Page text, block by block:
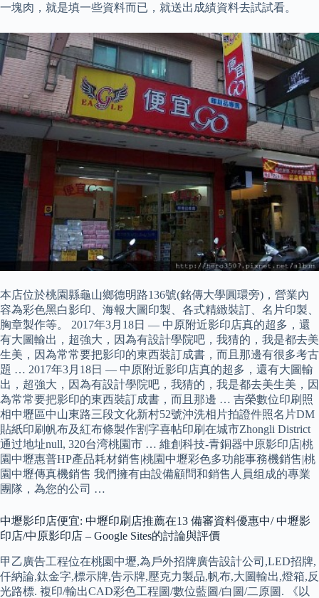
一塊肉，就是填一些資料而已，就送出成績資料去試試看。
本店位於桃園縣龜山鄉德明路136號(銘傳大學圓環旁)，營業內
容為彩色黑白影印、海報大圖印製、各式精緻裝訂、名片印製、
胸章製作等。 2017年3月18日 — 中原附近影印店真的超多，還
有大圖輸出，超強大，因為有設計學院吧，我猜的，我是都去美
生美，因為常常要把影印的東西裝訂成書，而且那邊有很多考古
題 … 2017年3月18日 — 中原附近影印店真的超多，還有大圖輸
出，超強大，因為有設計學院吧，我猜的，我是都去美生美，因
為常常要把影印的東西裝訂成書，而且那邊 … 吉榮數位印刷照
相中壢區中山東路三段文化新村52號沖洗相片拍證件照名片DM
貼紙印刷帆布及紅布條製作割字喜帖印刷在城市Zhongli District
通过地址null, 320台湾桃園市 … 維創科技-青銅器中原影印店|桃
園中壢惠普HP產品耗材銷售|桃園中壢彩色多功能事務機銷售|桃
園中壢傳真機銷售 我們擁有由設備顧問和銷售人員组成的專業
團隊，為您的公司 …
中壢影印店便宜: 中壢印刷店推薦在13 備審資料優惠中/ 中壢影
印店/中原影印店 – Google Sites的討論與評價
甲乙廣告工程位在桃園中壢,為戶外招牌廣告設計公司,LED招牌,
仟納論,鈦金字,標示牌,告示牌,壓克力製品,帆布,大圖輸出,燈箱,反
光路標. 複印/輸出CAD彩色工程圖/數位藍圖/白圖/二原圖. 《以